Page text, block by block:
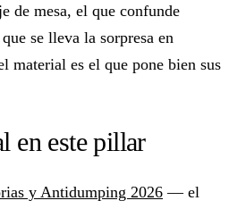
de mesa, el que confunde
se lleva la sorpresa en
material es el que pone bien sus
en este pillar
y Antidumping 2026 — el